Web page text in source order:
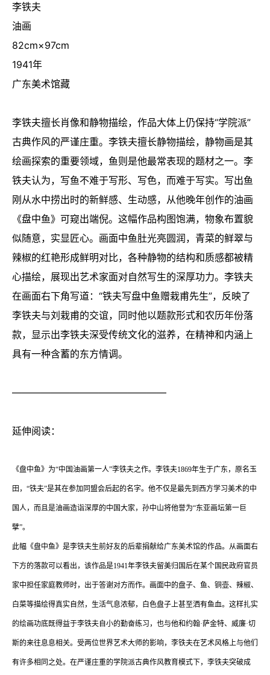
李铁夫
油画
82cm×97cm
1941年
广东美术馆藏
李铁夫擅长肖像和静物描绘，作品大体上仍保持“学院派”
古典作风的严谨庄重。李铁夫擅长静物描绘，静物画是其
绘画探索的重要领域，鱼则是他最常表现的题材之一。李
铁夫认为，写鱼不难于写形、写色，而难于写实。写出鱼
刚从水中捞出时的新鲜感、生动感，从他晚年创作的油画
《盘中鱼》可窥出端倪。这幅作品构图饱满，物象布置貌
似随意，实显匠心。画面中鱼肚光亮圆润，青菜的鲜翠与
辣椒的红艳形成鲜明对比，各种静物的结构和质感都被精
心描绘，展现出艺术家面对自然写生的深厚功力。李铁夫
在画面右下角写道：“铁夫写盘中鱼赠栽甫先生”，反映了
李铁夫与刘栽甫的交谊，同时他以题款形式和农历年份落
款，显示出李铁夫深受传统文化的滋养，在精神和内涵上
具有一种含蓄的东方情调。
————————————————
延伸阅读：
《盘中鱼》为“中国油画第一人”李铁夫之作。李铁夫1869年生于广东，原名玉
田，“铁夫”是其在参加同盟会后起的名字。他不仅是最先到西方学习美术的中
国人，而且是油画造诣深厚的中国大家，孙中山将他誉为“东亚画坛第一巨
擘”。
此幅《盘中鱼》是李铁夫生前好友的后辈捐献给广东美术馆的作品。从画面右
下方的落款可以看出，该作品是1941年李铁夫留美归国后在某个国民政府官员
家中担任家庭教师时，出于答谢对方而作。画面中的盘子、鱼、铜壶、辣椒、
白菜等描绘得真实自然，生活气息浓郁，白色盘子上甚至洒有鱼血。这样扎实
的绘画功底既得益于李铁夫自小的勤奋练习，也与他和约翰·萨金特、威廉·切
斯的来往息息相关。受两位世界艺术大师的影响，李铁夫在艺术风格上与他们
有许多相同之处。在严谨庄重的学院派古典作风教育模式下，李铁夫突破成